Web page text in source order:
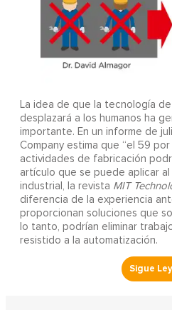
La idea de que la tecnología
desplazará a los humanos ha
importante. En un informe de
Company estima que “el 59
actividades de fabricación
artículo que se puede aplicar al
industrial, la revista MIT
diferencia de la experiencia
proporcionan soluciones que
lo tanto, podrían eliminar
resistido a la automatización.